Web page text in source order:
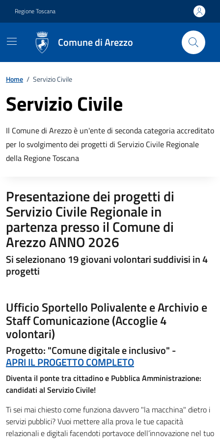
Regione Toscana
Comune di Arezzo
Home / Servizio Civile
Servizio Civile
Descrizione breve
Il Comune di Arezzo è un'ente di seconda categoria accreditato
per lo svolgimento dei progetti di Servizio Civile Regionale
della Regione Toscana
Descrizione completa
Presentazione dei progetti di
Servizio Civile Regionale in
partenza presso il Comune di
Arezzo ANNO 2026
Si selezionano 19 giovani volontari suddivisi in 4
progetti
Ufficio Sportello Polivalente e Archivio e
Staff Comunicazione (Accoglie 4
volontari)
Progetto: "Comune digitale e inclusivo" -
APRI IL PROGETTO COMPLETO
Diventa il ponte tra cittadino e Pubblica Amministrazione:
candidati al Servizio Civile!
Ti sei mai chiesto come funziona davvero "la macchina" dietro i
servizi pubblici? Vuoi mettere alla prova le tue capacità
relazionali e digitali facendoti portavoce dell’innovazione nel tuo